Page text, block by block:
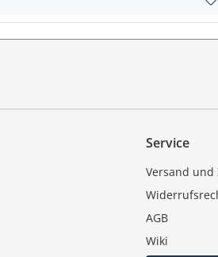
Service
Versand und
AGB
Wiki